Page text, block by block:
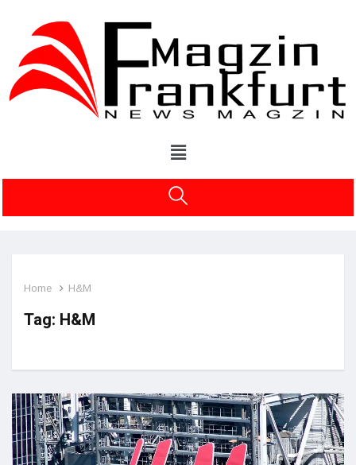
Home H&M
Tag: H&M